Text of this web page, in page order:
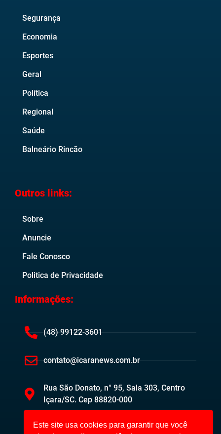
Segurança
Economia
Esportes
Geral
Política
Regional
Saúde
Balneário Rincão
Outros links:
Sobre
Anuncie
Fale Conosco
Politica de Privacidade
Informações:
(48) 99122-3601
contato@icaranews.com.br
Rua São Donato, n° 95, Sala 303, Centro
Içara/SC. Cep 88820-000
Este site usa cookies para garantir que você